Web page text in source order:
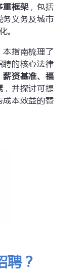
重框架，包括
务义务及城市
。
本指南梳理了
聘的核心法律
薪资基准、福
，并探讨可提
成本效益的替
聘？